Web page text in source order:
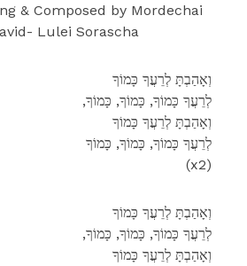
& Composed by Mordechai
Lulei Sorascha
וְאָהַבְתָּ לְרֵעֲךָ כָּמוֹךָ
,לְרֵעֲךָ כָּמוֹךָ, כָּמוֹךָ, כָּמוֹךָ
וְאָהַבְתָּ לְרֵעֲךָ כָּמוֹךָ
לְרֵעֲךָ כָּמוֹךָ, כָּמוֹךָ, כָּמוֹךָ
(x2)
וְאָהַבְתָּ לְרֵעֲךָ כָּמוֹךָ
,לְרֵעֲךָ כָּמוֹךָ, כָּמוֹךָ, כָּמוֹךָ
וְאָהַבְתָּ לְרֵעֲךָ כָּמוֹךָ